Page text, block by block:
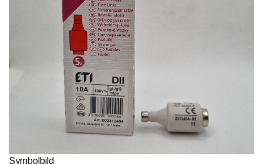
Symbolbild